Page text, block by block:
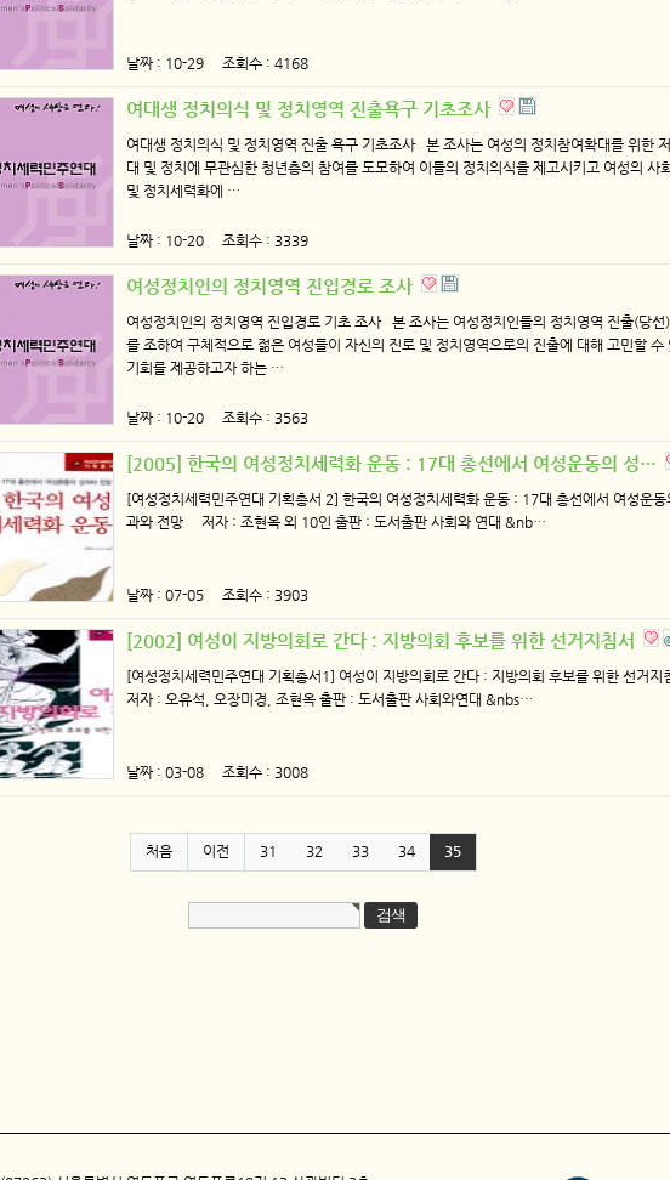
날짜 : 10-29 조회수 : 4168
여대생 정치의식 및 정치영역 진출욕구 기초조사
여대생 정치의식 및 정치영역 진출 욕구 기초조사 본 조사는 여성의 정치참여확대를 위한
대 및 정치에 무관심한 청년층의 참여를 도모하여 이들의 정치의식을 제고시키고 여성의 사
및 정치세력화에 …
날짜 : 10-20 조회수 : 3339
여성정치인의 정치영역 진입경로 조사
여성정치인의 정치영역 진입경로 기초 조사 본 조사는 여성정치인들의 정치영역 진출(당선
를 조하여 구체적으로 젊은 여성들이 자신의 진로 및 정치영역으로의 진출에 대해 고민할 수
기회를 제공하고자 하는 …
날짜 : 10-20 조회수 : 3563
[2005] 한국의 여성정치세력화 운동 : 17대 총선에서 여성운동의 성…
[여성정치세력민주연대 기획총서 2] 한국의 여성정치세력화 운동 : 17대 총선에서 여성운동
과와 전망 저자 : 조현옥 외 10인 출판 : 도서출판 사회와 연대 &nb…
날짜 : 07-05 조회수 : 3903
[2002] 여성이 지방의회로 간다 : 지방의회 후보를 위한 선거지침서
[여성정치세력민주연대 기획총서1] 여성이 지방의회로 간다 : 지방의회 후보를 위한 선거
저자 : 오유석, 오장미경, 조현옥 출판 : 도서출판 사회와연대 &nbs…
날짜 : 03-08 조회수 : 3008
처음 이전 31 32 33 34 35